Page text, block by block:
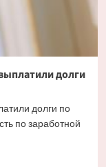
долги
долги по
по заработной